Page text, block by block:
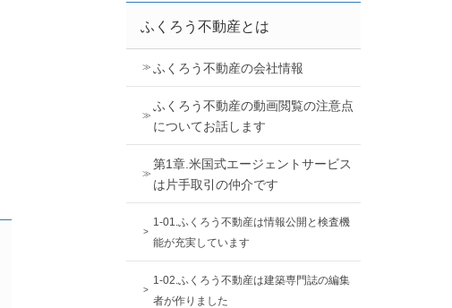
ふくろう不動産とは
ふくろう不動産の会社情報
ふくろう不動産の動画閲覧の注意点
についてお話します
第1章.米国式エージェントサービス
は片手取引の仲介です
1-01.ふくろう不動産は情報公開と検査機
能が充実しています
1-02.ふくろう不動産は建築専門誌の編集
者が作りました